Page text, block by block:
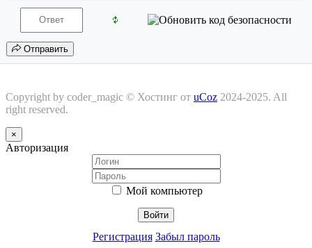
Отправить
Copyright by coder_magic © Хостинг от uCoz 2024-2025. All
right reserved.
×
Авторизация
Мой компьютер
Войти
Регистрация Забыл пароль